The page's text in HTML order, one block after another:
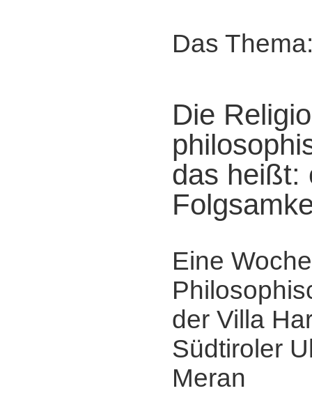
Das
Die
das heißt:
Eine
der Villa
Südtiroler
Meran